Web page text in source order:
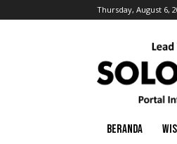
Thursday, August 6,
BERANDA